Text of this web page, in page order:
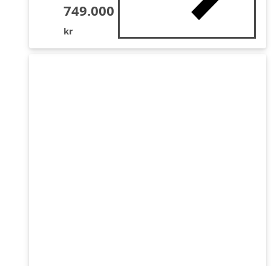
749.000
kr